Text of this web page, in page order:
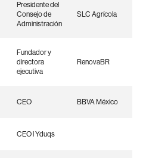
Presidente del
Consejo de
Administración
SLC Agrícola
Fundador y
directora
ejecutiva
RenovaBR
CEO BBVA México
CEO l Yduqs